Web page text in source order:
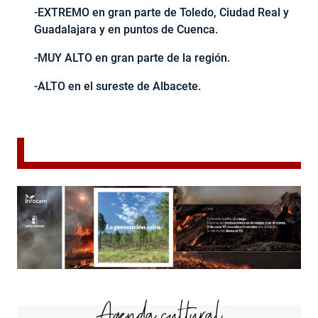
-EXTREMO en gran parte de Toledo, Ciudad Real y
Guadalajara y en puntos de Cuenca.
-MUY ALTO en gran parte de la región.
-ALTO en el sureste de Albacete.